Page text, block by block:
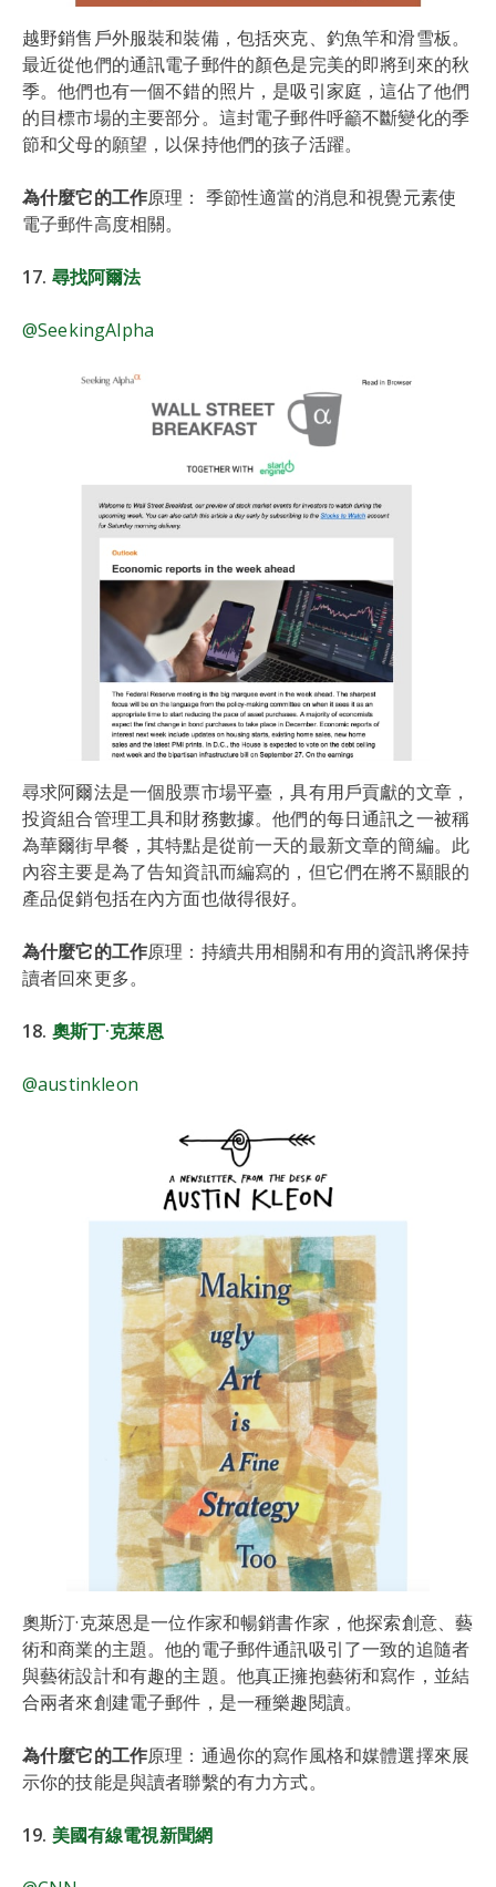
越野銷售戶外服裝和裝備，包括夾克、釣魚竿和滑雪板。
最近從他們的通訊電子郵件的顏色是完美的即將到來的秋
季。他們也有一個不錯的照片，是吸引家庭，這佔了他們
的目標市場的主要部分。這封電子郵件呼籲不斷變化的季
節和父母的願望，以保持他們的孩子活躍。
為什麼它的工作原理： 季節性適當的消息和視覺元素使
電子郵件高度相關。
17. 尋找阿爾法
@SeekingAlpha
尋求阿爾法是一個股票市場平臺，具有用戶貢獻的文章，
投資組合管理工具和財務數據。他們的每日通訊之一被稱
為華爾街早餐，其特點是從前一天的最新文章的簡編。此
內容主要是為了告知資訊而編寫的，但它們在將不顯眼的
產品促銷包括在內方面也做得很好。
為什麼它的工作原理：持續共用相關和有用的資訊將保持
讀者回來更多。
18. 奧斯丁·克萊恩
@austinkleon
奧斯汀·克萊恩是一位作家和暢銷書作家，他探索創意、藝
術和商業的主題。他的電子郵件通訊吸引了一致的追隨者
與藝術設計和有趣的主題。他真正擁抱藝術和寫作，並結
合兩者來創建電子郵件，是一種樂趣閱讀。
為什麼它的工作原理：通過你的寫作風格和媒體選擇來展
示你的技能是與讀者聯繫的有力方式。
19. 美國有線電視新聞網